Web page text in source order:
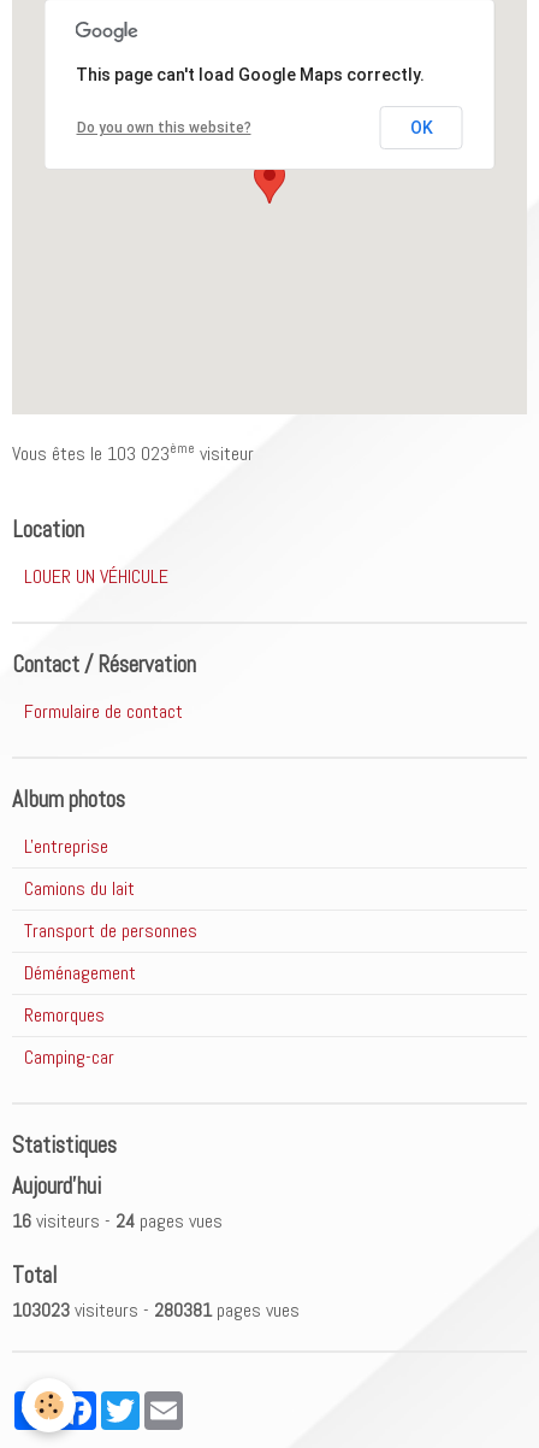
This page can't load Google Maps correctly.
Do you own this website? OK
Vous êtes le 103 023ème visiteur
Location
LOUER UN VÉHICULE
Contact / Réservation
Formulaire de contact
Album photos
L'entreprise
Camions du lait
Transport de personnes
Déménagement
Remorques
Camping-car
Statistiques
Aujourd'hui
16visiteurs - 24 pages vues
Total
103023visiteurs - 280381pages vues
PartagerFacebookTwitter